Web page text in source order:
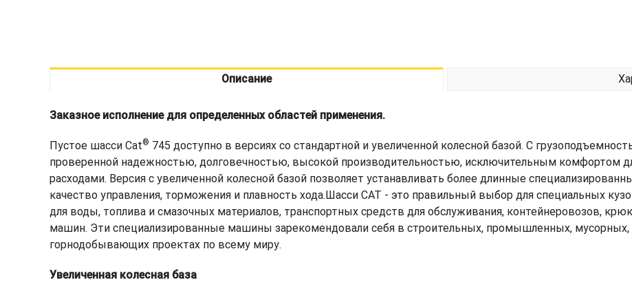
Описание
Заказное исполнение для определенных областей применения.
Пустое шасси Cat® 745 доступно в версиях со стандартной и увеличенной колесной базой. С
проверенной надежностью, долговечностью, высокой производительностью, исключительным комфортом
расходами. Версия с увеличенной колесной базой позволяет устанавливать более длинные
качество управления, торможения и плавность хода.Шасси CAT - это правильный выбор для специальных
для воды, топлива и смазочных материалов, транспортных средств для обслуживания, контейнеровозов,
машин. Эти специализированные машины зарекомендовали себя в строительных, промышленных, мусорных,
горнодобывающих проектах по всему миру.
Увеличенная колесная база